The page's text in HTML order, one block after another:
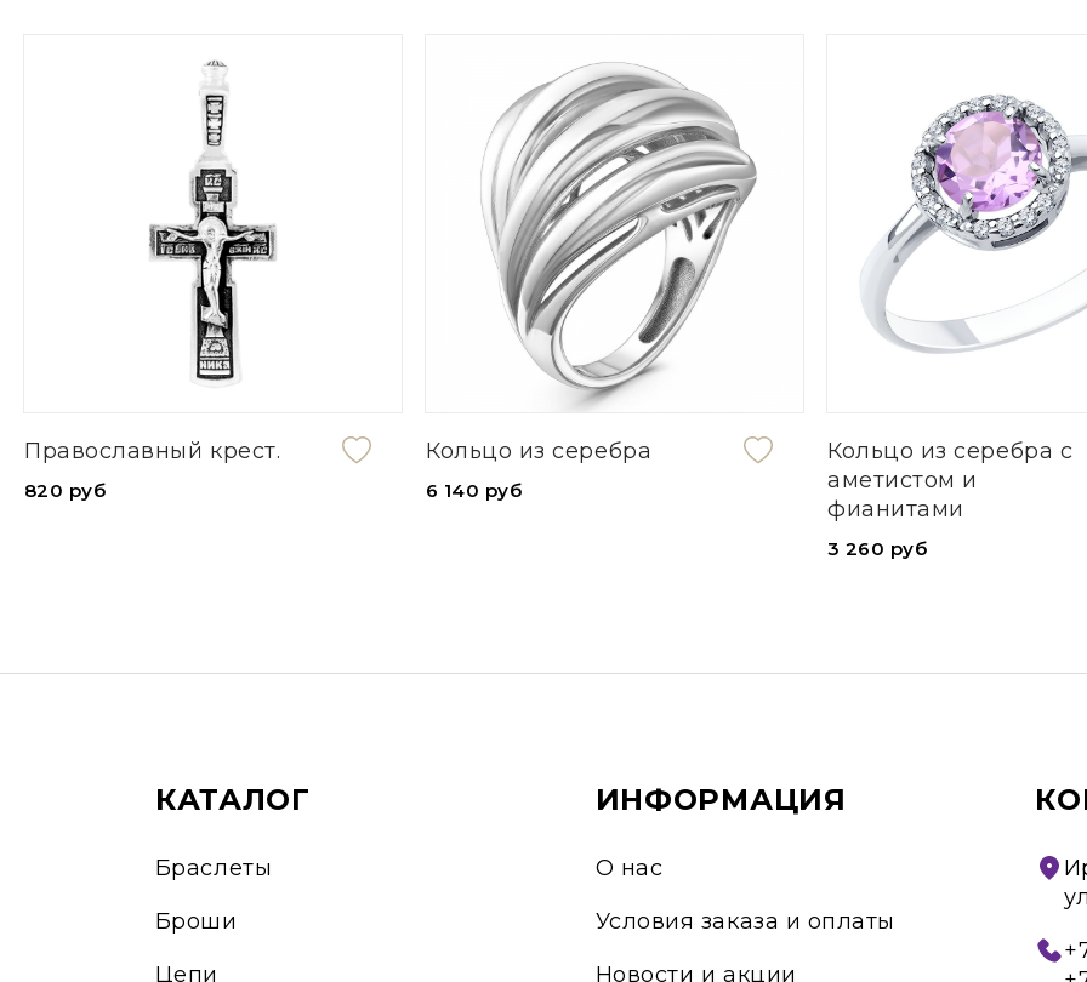
Православный крест.
820 руб
Кольцо из серебра
6 140 руб
Кольцо из серебра с
аметистом и
фианитами
3 260 руб
КАТАЛОГ
Браслеты
Броши
Цепи
ИНФОРМАЦИЯ
О нас
Условия заказа и оплаты
Новости и акции